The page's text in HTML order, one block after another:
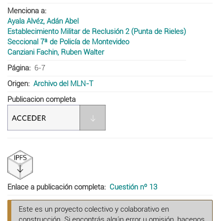
Menciona a
Ayala Alvéz, Adán Abel
Establecimiento Militar de Reclusión 2 (Punta de Rieles)
Seccional 7ª de Policía de Montevideo
Canziani Fachin, Ruben Walter
Página
6-7
Origen
Archivo del MLN-T
Publicacion completa
Enlace a publicación completa Cuestión nº 13
Este es un proyecto colectivo y colaborativo en